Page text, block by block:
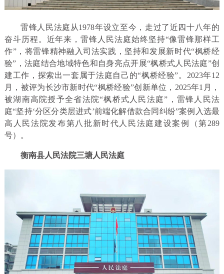
雷锋人民法庭从1978年设立至今，走过了近四十八年的
奋斗历程。近年来，雷锋人民法庭始终坚持“像雷锋那样工
作”，将雷锋精神融入司法实践，坚持和发展新时代“枫桥经
验”，法庭结合地域特色和自身亮点开展“枫桥式人民法庭”创
建工作，探索出一套属于法庭自己的“枫桥经验”。2023年12
月，被评为长沙市新时代“枫桥经验”创新单位，2025年1月，
被湖南高院授予全省法院“枫桥式人民法庭”，雷锋人民法
庭“坚持‘分区分类层进式’前端化解借款合同纠纷”案例入选最
高人民法院发布第八批新时代人民法庭建设案例（第289
号）。
衡南县人民法院三塘人民法庭